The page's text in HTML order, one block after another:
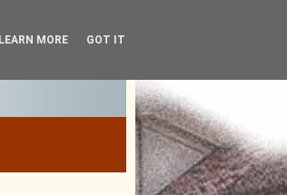
LEARN MORE GOT IT